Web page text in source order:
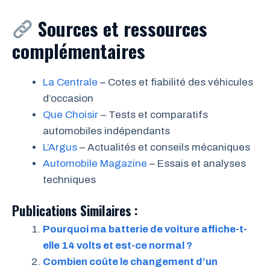
Sources et ressources
complémentaires
La Centrale – Cotes et fiabilité des véhicules
d’occasion
Que Choisir – Tests et comparatifs
automobiles indépendants
L’Argus – Actualités et conseils mécaniques
Automobile Magazine – Essais et analyses
techniques
Publications Similaires :
Pourquoi ma batterie de voiture affiche-t-
elle 14 volts et est-ce normal ?
Combien coûte le changement d’un